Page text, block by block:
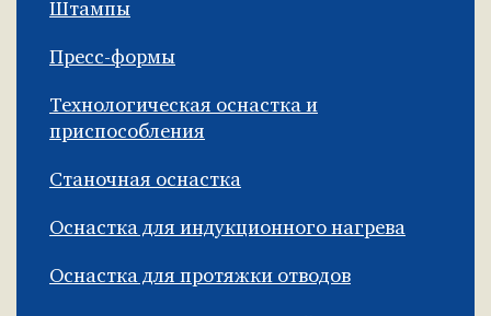
Штампы
Пресс-формы
Технологическая оснастка и
приспособления
Станочная оснастка
Оснастка для индукционного нагрева
Оснастка для протяжки отводов